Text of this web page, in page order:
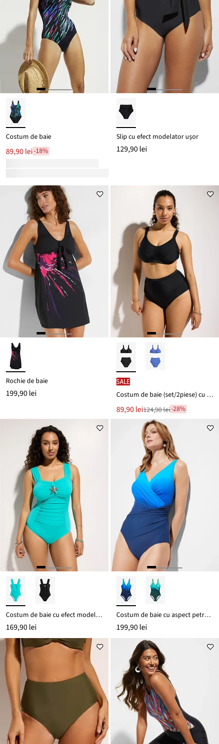
Costum de baie
89,90 lei-18%
Slip cu efect modelator ușor
129,90 lei
Rochie de baie
199,90 lei
SALE
Costum de baie (set/2piese) cu acoperire mare
Noul
preț
89,90 lei
Reducere
124,90 lei
124,90 lei-28%
Costum de baie cu efect modelator mediu, cu detaliu stea de mare
169,90 lei
Costum de baie cu aspect petrecut, cu efect modelator mediu
199,90 lei